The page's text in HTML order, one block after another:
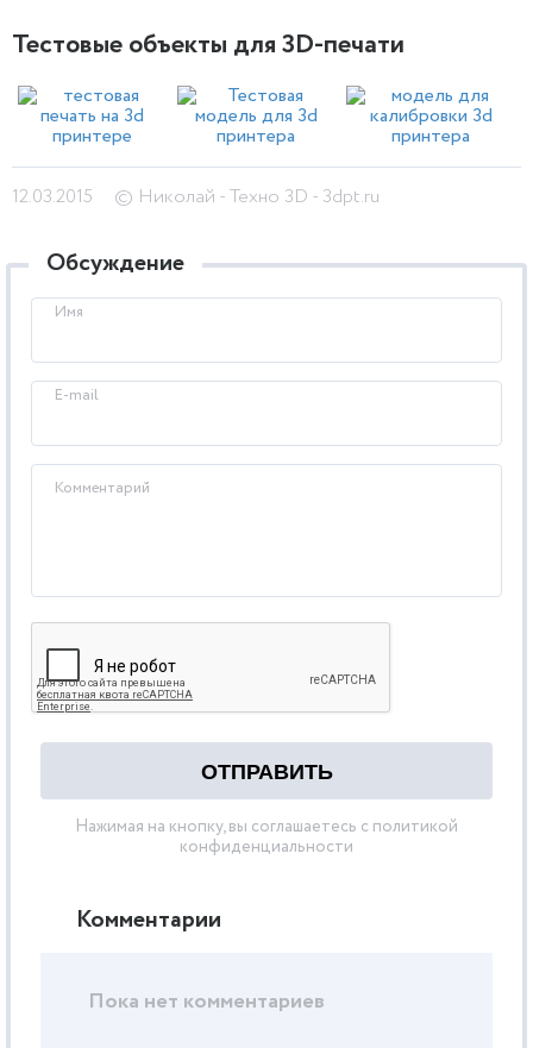
Тестовые объекты для 3D-печати
12.03.2015 © Николай - Техно 3D - 3dpt.ru
Обсуждение
Имя
E-mail
Комментарий
Нажимая на кнопку, вы соглашаетесь с политикой
конфиденциальности
Комментарии
Пока нет комментариев